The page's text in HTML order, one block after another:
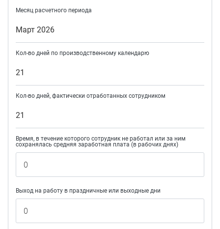
Месяц расчетного периода
Март 2026
Кол-во дней по производственному календарю
21
Кол-во дней, фактически отработанных сотрудником
21
Время, в течение которого сотрудник не работал или за ним
сохранялась средняя заработная плата (в рабочих днях)
Выход на работу в праздничные или выходные дни